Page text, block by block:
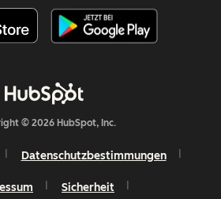
© 2026 HubSpot, Inc.
Datenschutzbestimmungen
Sicherheit